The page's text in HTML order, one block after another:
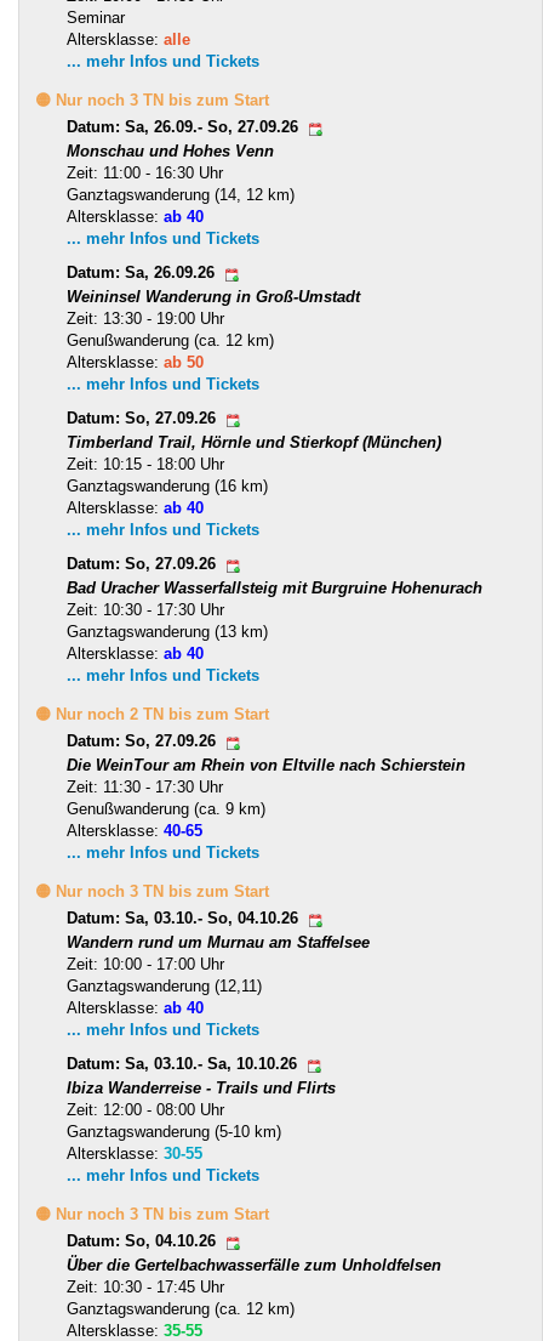
Seminar
Altersklasse: alle
... mehr Infos und Tickets
🟡 Nur noch 3 TN bis zum Start
Datum: Sa, 26.09.- So, 27.09.26
Monschau und Hohes Venn
Zeit: 11:00 - 16:30 Uhr
Ganztagswanderung (14, 12 km)
Altersklasse: ab 40
... mehr Infos und Tickets
Datum: Sa, 26.09.26
Weininsel Wanderung in Groß-Umstadt
Zeit: 13:30 - 19:00 Uhr
Genußwanderung (ca. 12 km)
Altersklasse: ab 50
... mehr Infos und Tickets
Datum: So, 27.09.26
Timberland Trail, Hörnle und Stierkopf (München)
Zeit: 10:15 - 18:00 Uhr
Ganztagswanderung (16 km)
Altersklasse: ab 40
... mehr Infos und Tickets
Datum: So, 27.09.26
Bad Uracher Wasserfallsteig mit Burgruine Hohenurach
Zeit: 10:30 - 17:30 Uhr
Ganztagswanderung (13 km)
Altersklasse: ab 40
... mehr Infos und Tickets
🟡 Nur noch 2 TN bis zum Start
Datum: So, 27.09.26
Die WeinTour am Rhein von Eltville nach Schierstein
Zeit: 11:30 - 17:30 Uhr
Genußwanderung (ca. 9 km)
Altersklasse: 40-65
... mehr Infos und Tickets
🟡 Nur noch 3 TN bis zum Start
Datum: Sa, 03.10.- So, 04.10.26
Wandern rund um Murnau am Staffelsee
Zeit: 10:00 - 17:00 Uhr
Ganztagswanderung (12,11)
Altersklasse: ab 40
... mehr Infos und Tickets
Datum: Sa, 03.10.- Sa, 10.10.26
Ibiza Wanderreise - Trails und Flirts
Zeit: 12:00 - 08:00 Uhr
Ganztagswanderung (5-10 km)
Altersklasse: 30-55
... mehr Infos und Tickets
🟡 Nur noch 3 TN bis zum Start
Datum: So, 04.10.26
Über die Gertelbachwasserfälle zum Unholdfelsen
Zeit: 10:30 - 17:45 Uhr
Ganztagswanderung (ca. 12 km)
Altersklasse: 35-55